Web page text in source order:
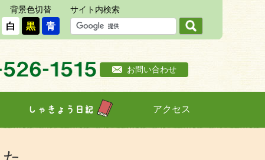
お問い合わせ
背景色切替
白 黒 青
サイト内検索
しゃきょう日記 アクセス